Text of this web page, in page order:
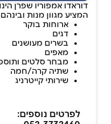
דוראדו אמפוריו שפרן
המציע מגוון מנות
ארוחות בוקר
דגים
בשרים מעושנים
מאפים
מבחר סלטים
שתיה קרה/חמה
שירותי קייטרניג
לפרטים נוספים: